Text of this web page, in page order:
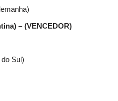
– (VENCEDOR)
Sul)